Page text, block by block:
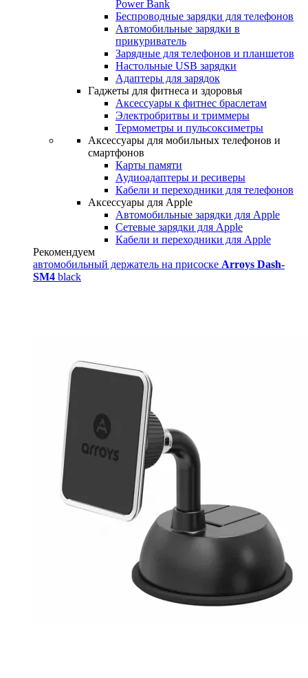
Power Bank
Беспроводные зарядки для телефонов
Автомобильные зарядки в
прикуриватель
Зарядные для телефонов и планшетов
Настольные USB зарядки
Адаптеры для зарядок
Гаджеты для фитнеса и здоровья
Аксессуары к фитнес браслетам
Электробритвы и триммеры
Термометры и пульсоксиметры
Аксессуары для мобильных телефонов и
смартфонов
Карты памяти
Аудиоадаптеры и ресиверы
Кабели и переходники для телефонов
Аксессуары для Apple
Автомобильные зарядки для Apple
Сетевые зарядки для Apple
Кабели и переходники для Apple
Рекомендуем
автомобильный держатель на присоске Arroys Dash-
SM4 black